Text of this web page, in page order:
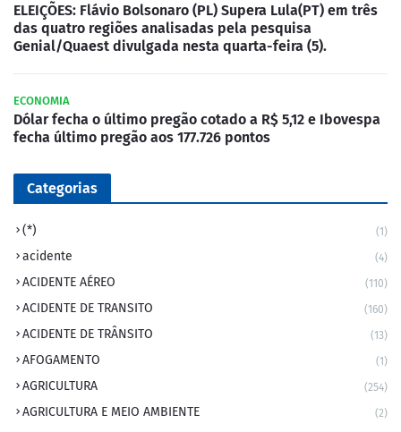
ELEIÇÕES: Flávio Bolsonaro (PL) Supera Lula(PT) em três
das quatro regiões analisadas pela pesquisa
Genial/Quaest divulgada nesta quarta-feira (5).
ECONOMIA
Dólar fecha o último pregão cotado a R$ 5,12 e Ibovespa
fecha último pregão aos 177.726 pontos
Categorias
(*) (1)
acidente (4)
ACIDENTE AÉREO (110)
ACIDENTE DE TRANSITO (160)
ACIDENTE DE TRÂNSITO (13)
AFOGAMENTO (1)
AGRICULTURA (254)
AGRICULTURA E MEIO AMBIENTE (2)